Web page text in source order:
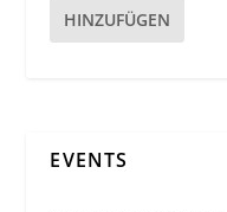
HINZUFÜGEN
EVENTS